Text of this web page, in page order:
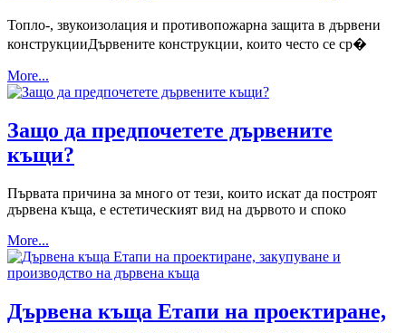
Топло-, звукоизолация и противопожарна защита в дървени
конструкцииДървените конструкции, които често се ср�
More...
Защо да предпочетете дървените
къщи?
Първата причина за много от тези, които искат да построят
дървена къща, е естетическият вид на дървото и споко
More...
Дървена къща Етапи на проектиране,